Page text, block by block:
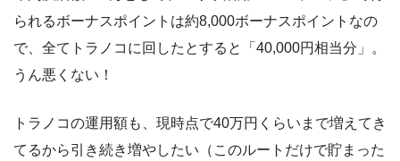
られるボーナスポイントは約8,000ボーナスポイントなの
で、全てトラノコに回したとすると「40,000円相当分」。
うん悪くない！
トラノコの運用額も、現時点で40万円くらいまで増えてき
てるから引き続き増やしたい（このルートだけで貯まった